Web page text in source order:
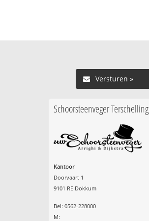
Versturen »
Schoorsteenveger Terschelling
Kantoor
Doorvaart 1
9101 RE Dokkum
Bel: 0562-228000
M: